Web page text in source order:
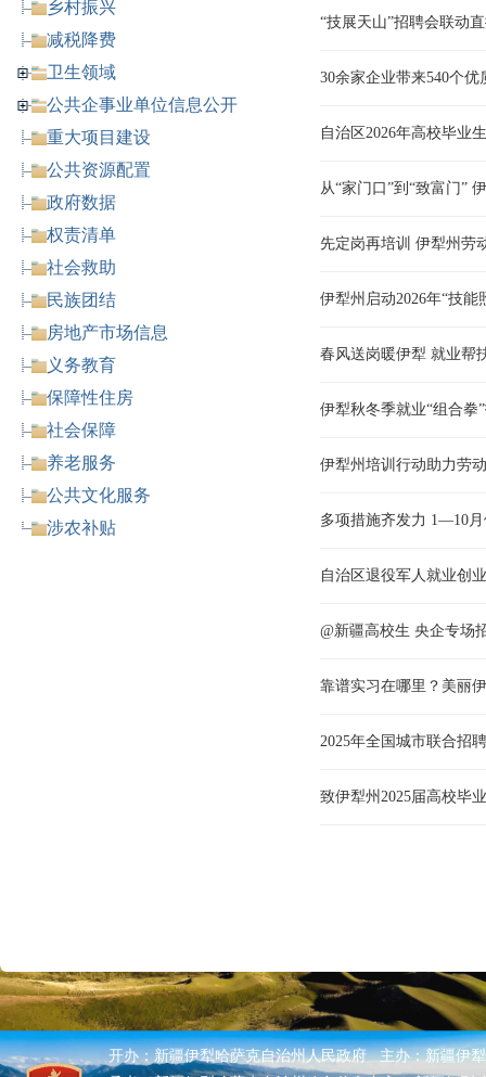
乡村振兴
减税降费
卫生领域
公共企事业单位信息公开
重大项目建设
公共资源配置
政府数据
权责清单
社会救助
民族团结
房地产市场信息
义务教育
保障性住房
社会保障
养老服务
公共文化服务
涉农补贴
“技展天山”招聘会联动
30余家企业带来540个
自治区2026年高校毕业
从“家门口”到“致富门”
先定岗再培训 伊犁州劳
伊犁州启动2026年“技
春风送岗暖伊犁 就业帮
伊犁秋冬季就业“组合拳
伊犁州培训行动助力劳
多项措施齐发力 1—10
自治区退役军人就业创
@新疆高校生 央企专场
靠谱实习在哪里？美丽
2025年全国城市联合招
致伊犁州2025届高校毕
开办：新疆伊犁哈萨克自治州人民政府 主办：新疆伊